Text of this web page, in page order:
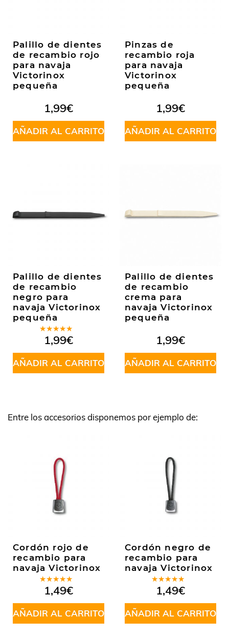
Palillo de dientes
de recambio rojo
para navaja
Victorinox
pequeña
1,99€
AÑADIR AL CARRITO
Pinzas de
recambio roja
para navaja
Victorinox
pequeña
1,99€
AÑADIR AL CARRITO
Palillo de dientes
de recambio
negro para
navaja Victorinox
pequeña
Valorado
en5.00de
5
1,99€
AÑADIR AL CARRITO
Palillo de dientes
de recambio
crema para
navaja Victorinox
pequeña
1,99€
AÑADIR AL CARRITO
Entre los accesorios disponemos por ejemplo de:
Cordón rojo de
recambio para
navaja Victorinox
Valorado
en5.00de
5
1,49€
AÑADIR AL CARRITO
Cordón negro de
recambio para
navaja Victorinox
Valorado
en5.00de
5
1,49€
AÑADIR AL CARRITO